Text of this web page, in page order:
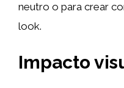
neutro o para crear
look.
Impacto